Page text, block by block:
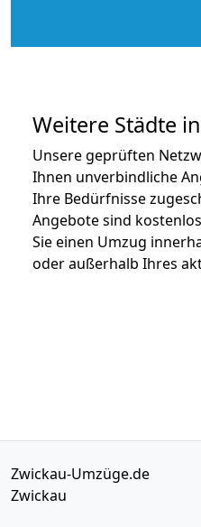
Weitere Städte
Unsere geprüften
Ihnen unverbindliche
Ihre Bedürfnisse
Angebote sind
Sie einen Umzug
oder außerhalb Ihres
Zwickau-Umzüge.de
Zwickau